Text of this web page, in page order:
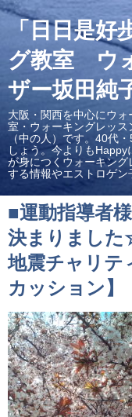
「日日是
グ教室 ウ
ザー坂田純
大阪・関西を中心にウ
室・ウォーキングレッ
（中の人）です。40代
しょう。今よりも
が身につくウォーキン
する情報やエストロゲン
■運動指導者
決まりました
地震チャリテ
カッション】